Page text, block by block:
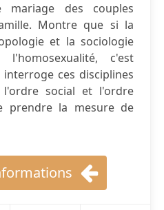
mariage des couples
Montre que si la
et la sociologie
c'est
ces disciplines
social et l'ordre
prendre la mesure de